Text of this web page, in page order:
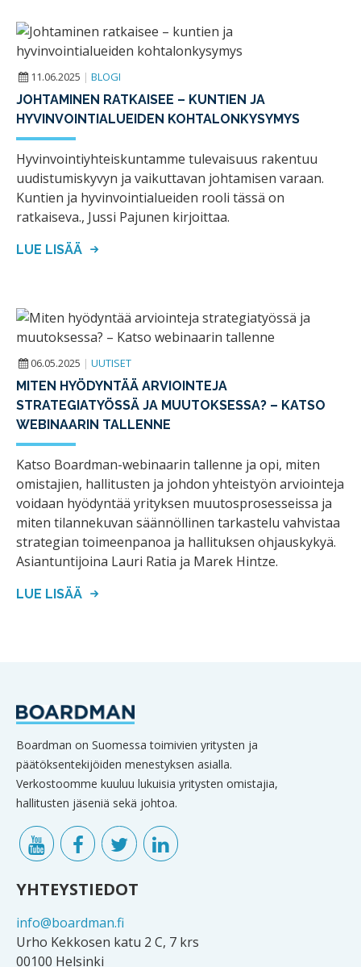
11.06.2025 | BLOGI
JOHTAMINEN RATKAISEE – KUNTIEN JA
HYVINVOINTIALUEIDEN KOHTALONKYSYMYS
Hyvinvointiyhteiskuntamme tulevaisuus rakentuu
uudistumiskyvyn ja vaikuttavan johtamisen varaan.
Kuntien ja hyvinvointialueiden rooli tässä on
ratkaiseva., Jussi Pajunen kirjoittaa.
LUE LISÄÄ
06.05.2025 | UUTISET
MITEN HYÖDYNTÄÄ ARVIOINTEJA
STRATEGIATYÖSSÄ JA MUUTOKSESSA? – KATSO
WEBINAARIN TALLENNE
Katso Boardman-webinaarin tallenne ja opi, miten
omistajien, hallitusten ja johdon yhteistyön arviointeja
voidaan hyödyntää yrityksen muutosprosesseissa ja
miten tilannekuvan säännöllinen tarkastelu vahvistaa
strategian toimeenpanoa ja hallituksen ohjauskykyä.
Asiantuntijoina Lauri Ratia ja Marek Hintze.
LUE LISÄÄ
Boardman on Suomessa toimivien yritysten ja
päätöksentekijöiden menestyksen asialla.
Verkostoomme kuuluu lukuisia yritysten omistajia,
hallitusten jäseniä sekä johtoa.
YHTEYSTIEDOT
info@boardman.fi
Urho Kekkosen katu 2 C, 7 krs
00100 Helsinki